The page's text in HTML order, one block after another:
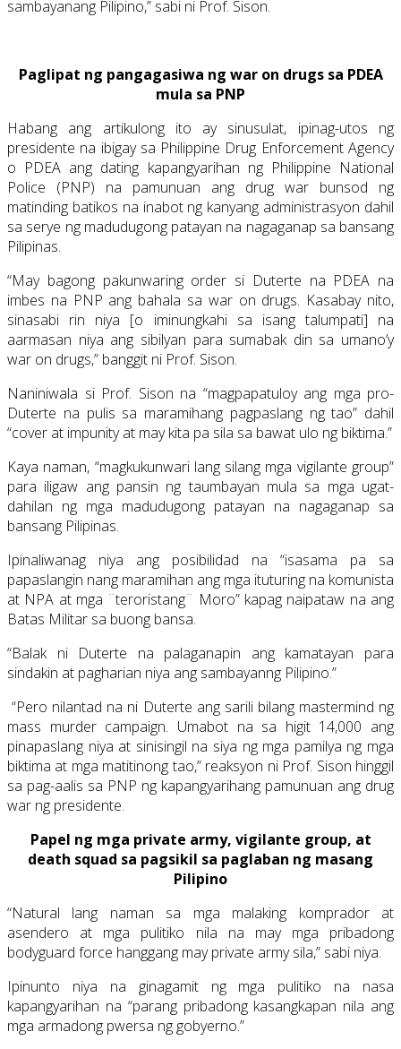
sambayanang Pilipino,” sabi ni Prof. Sison.
Paglipat ng pangagasiwa ng war on drugs sa PDEA
mula sa PNP
Habang ang artikulong ito ay sinusulat, ipinag-utos ng
presidente na ibigay sa Philippine Drug Enforcement Agency
o PDEA ang dating kapangyarihan ng Philippine National
Police (PNP) na pamunuan ang drug war bunsod ng
matinding batikos na inabot ng kanyang administrasyon dahil
sa serye ng madudugong patayan na nagaganap sa bansang
Pilipinas.
“May bagong pakunwaring order si Duterte na PDEA na
imbes na PNP ang bahala sa war on drugs. Kasabay nito,
sinasabi rin niya [o iminungkahi sa isang talumpati] na
aarmasan niya ang sibilyan para sumabak din sa umano’y
war on drugs,” banggit ni Prof. Sison.
Naniniwala si Prof. Sison na “magpapatuloy ang mga pro-
Duterte na pulis sa maramihang pagpaslang ng tao” dahil
“cover at impunity at may kita pa sila sa bawat ulo ng biktima.”
Kaya naman, “magkukunwari lang silang mga vigilante group”
para iligaw ang pansin ng taumbayan mula sa mga ugat-
dahilan ng mga madudugong patayan na nagaganap sa
bansang Pilipinas.
Ipinaliwanag niya ang posibilidad na “isasama pa sa
papaslangin nang maramihan ang mga ituturing na komunista
at NPA at mga ¨teroristang¨ Moro” kapag naipataw na ang
Batas Militar sa buong bansa.
“Balak ni Duterte na palaganapin ang kamatayan para
sindakin at pagharian niya ang sambayanng Pilipino.”
“Pero nilantad na ni Duterte ang sarili bilang mastermind ng
mass murder campaign. Umabot na sa higit 14,000 ang
pinapaslang niya at sinisingil na siya ng mga pamilya ng mga
biktima at mga matitinong tao,” reaksyon ni Prof. Sison hinggil
sa pag-aalis sa PNP ng kapangyarihang pamunuan ang drug
war ng presidente.
Papel ng mga private army, vigilante group, at
death squad sa pagsikil sa paglaban ng masang
Pilipino
“Natural lang naman sa mga malaking komprador at
asendero at mga pulitiko nila na may mga pribadong
bodyguard force hanggang may private army sila,” sabi niya.
Ipinunto niya na ginagamit ng mga pulitiko na nasa
kapangyarihan na “parang pribadong kasangkapan nila ang
mga armadong pwersa ng gobyerno.”